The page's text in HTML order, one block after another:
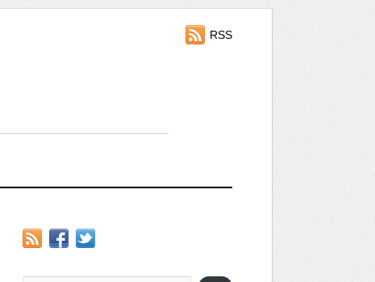
RSS
이메일 주소 입력…